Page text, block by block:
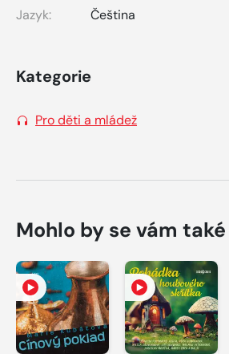
Jazyk:
Čeština
Kategorie
Pro děti a mládež
Mohlo by se vám